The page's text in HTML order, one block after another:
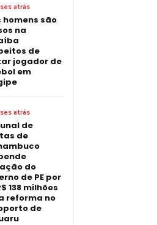
atrás
homens são
na
de
jogador de
em
atrás
de
de
do
de PE por
138 milhões
reforma no
de